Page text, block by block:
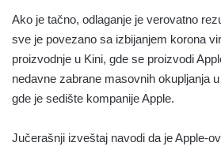
Ako je tačno, odlaganje je verovatno
sve je povezano sa izbijanjem korona
proizvodnje u Kini, gde se proizvodi
nedavne zabrane masovnih okupljanja
gde je sedište kompanije Apple.
Jučerašnji izveštaj navodi da je Apple-